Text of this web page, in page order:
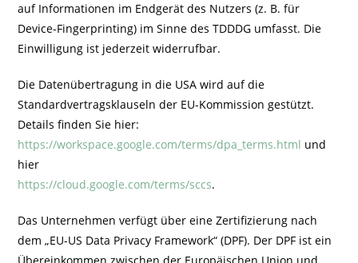
auf Informationen im Endgerät des Nutzers (z. B. für
Device-Fingerprinting) im Sinne des TDDDG umfasst. Die
Einwilligung ist jederzeit widerrufbar.
Die Datenübertragung in die USA wird auf die
Standardvertragsklauseln der EU-Kommission gestützt.
Details finden Sie hier:
https://workspace.google.com/terms/dpa_terms.html und
hier
https://cloud.google.com/terms/sccs.
Das Unternehmen verfügt über eine Zertifizierung nach
dem „EU-US Data Privacy Framework“ (DPF). Der DPF ist ein